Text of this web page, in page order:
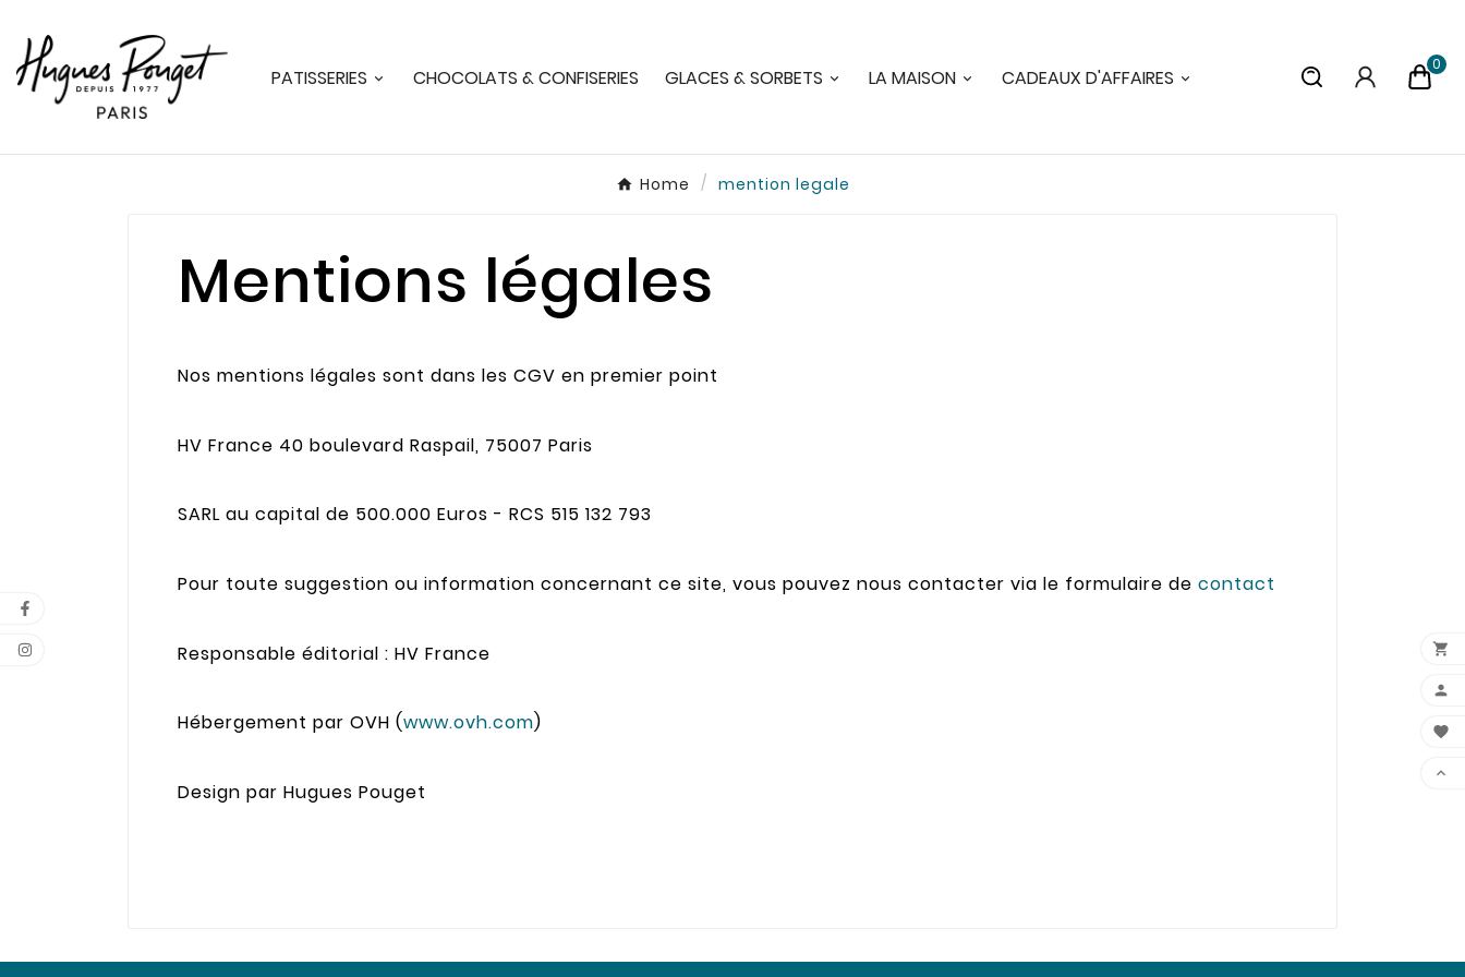
PATISSERIES CHOCOLATS & CONFISERIES GLACES & SORBETS LA MAISON CADEAUX D'AFFAIRES
0
Home mention legale
Mentions légales
Nos mentions légales sont dans les CGV en premier point
HV France 40 boulevard Raspail, 75007 Paris
SARL au capital de 500.000 Euros - RCS 515 132 793
Pour toute suggestion ou information concernant ce site, vous pouvez nous contacter via le formulaire de contact
Responsable éditorial : HV France
Hébergement par OVH (www.ovh.com)
Design par Hugues Pouget



